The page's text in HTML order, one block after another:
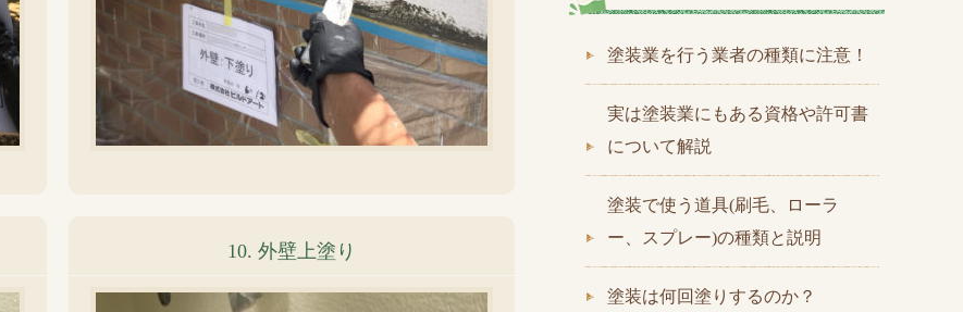
10. 外壁上塗り
塗装業を行う業者の種類に注意！
実は塗装業にもある資格や許可書
について解説
塗装で使う道具(刷毛、ローラ
ー、スプレー)の種類と説明
塗装は何回塗りするのか？